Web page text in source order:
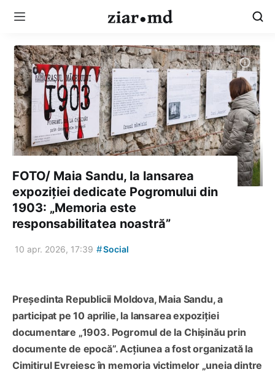
FOTO/ Maia Sandu, la lansarea
expoziției dedicate Pogromului din
1903: „Memoria este
responsabilitatea noastră”
10 apr. 2026, 17:39 #Social
Președinta Republicii Moldova, Maia Sandu, a
participat pe 10 aprilie, la lansarea expoziției
documentare „1903. Pogromul de la Chișinău prin
documente de epocă”. Acțiunea a fost organizată la
Cimitirul Evreiesc în memoria victimelor „uneia dintre